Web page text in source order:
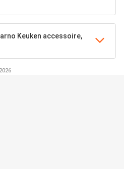
Keuken accessoire,